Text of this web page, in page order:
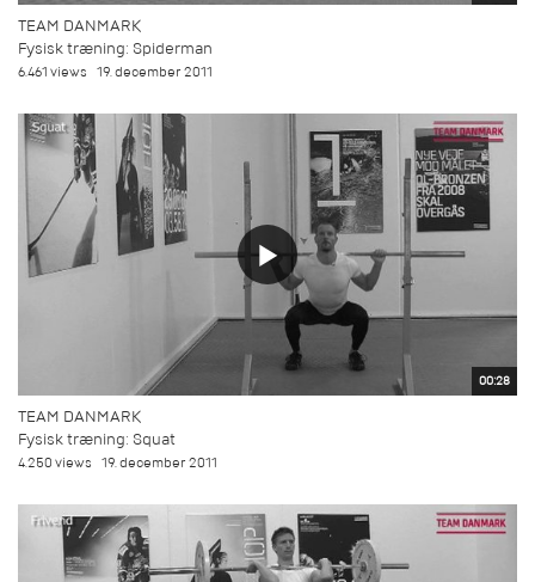
TEAM DANMARK
Fysisk træning: Spiderman
6.461 views 19. december 2011
00:28
TEAM DANMARK
Fysisk træning: Squat
4.250 views 19. december 2011